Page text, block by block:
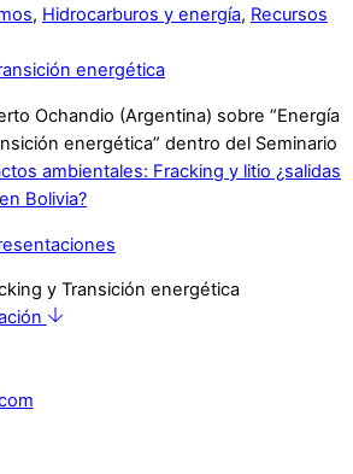
, Hidrocarburos y energía, Recursos
energética
Ochandio (Argentina) sobre “Energía
energética” dentro del Seminario
ambientales: Fracking y litio ¿salidas
Bolivia?